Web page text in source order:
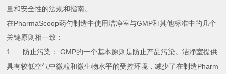
量和安全性的法规和指南。
在PharmaScoop药勺制造中使用洁净室与GMP和其他标准中的几个
关键原则相一致：
1. 防止污染： GMP的一个基本原则是防止产品污染。洁净室提供
具有较低空气中微粒和微生物水平的受控环境，减少了在制造Pharm